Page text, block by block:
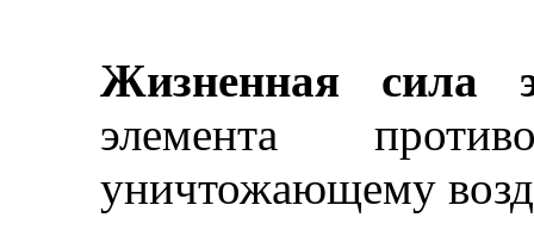
Жизненная сила
элемента
уничтожающему